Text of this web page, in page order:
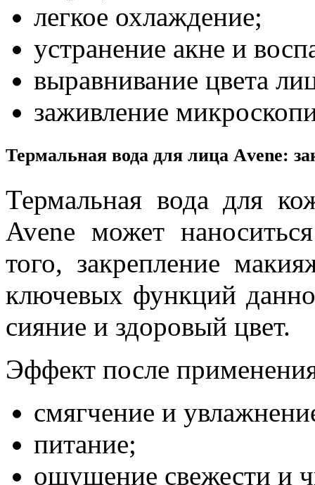
легкое охлаждение;
устранение акне и
выравнивание цвета
заживление
Термальная вода для лица Аvene:
Термальная вода для
Avene может
того, закрепление
ключевых функций
сияние и здоровый цвет.
Эффект после
смягчение и
питание;
ощущение свежести и